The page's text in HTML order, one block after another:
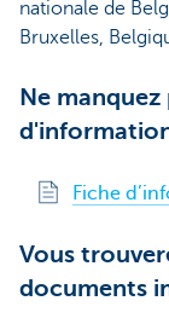
nationale de
Bruxelles,
Ne
Fiche
Vous
documents